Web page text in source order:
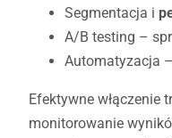
Segmentacja i
A/B testing –
Automatyzacja
Efektywne włączenie
monitorowanie